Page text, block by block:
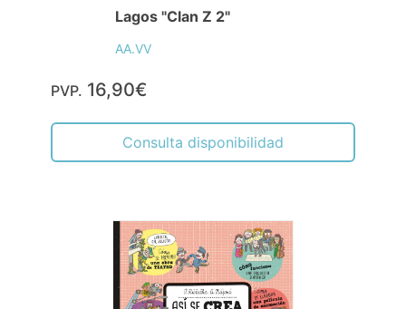
Lagos "Clan Z 2"
AA.VV
PVP. 16,90€
Consulta disponibilidad